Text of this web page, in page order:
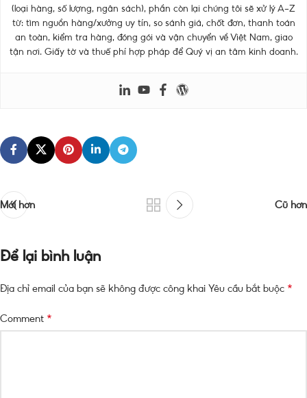
(loại hàng, số lượng, ngân sách), phần còn lại chúng tôi sẽ xử lý A–Z
từ: tìm nguồn hàng/xưởng uy tín, so sánh giá, chốt đơn, thanh toán
an toàn, kiểm tra hàng, đóng gói và vận chuyển về Việt Nam, giao
tận nơi. Giấy tờ và thuế phí hợp pháp để Quý vị an tâm kinh doanh.
Mới hơn Cũ hơn
Để lại bình luận
Địa chỉ email của bạn sẽ không được công khai Yêu cầu bắt buộc *
Comment *